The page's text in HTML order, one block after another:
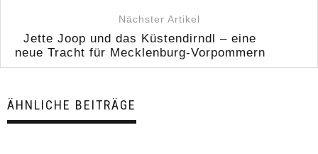
Nächster Artikel
Jette Joop und das Küstendirndl – eine
neue Tracht für Mecklenburg-Vorpommern
ÄHNLICHE BEITRÄGE